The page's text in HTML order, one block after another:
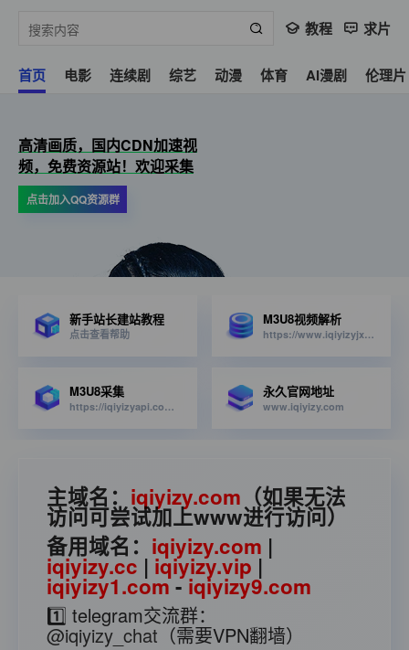
教程 求片
首页 电影 连续剧 综艺 动漫 体育 AI漫剧 伦理片
高清画质，国内CDN加速视
频，免费资源站！欢迎采集
点击加入QQ资源群
新手站长建站教程
点击查看帮助
M3U8视频解析
https://www.iqiyizyjx.com/?url=
M3U8采集
https://iqiyizyapi.com/api.php/provide/vod/from/snm3u8/at/xml
永久官网地址
www.iqiyizy.com
主域名： iqiyizy.com （如果无法
访问可尝试加上www进行访问）
备用域名： iqiyizy.com |
iqiyizy.cc | iqiyizy.vip |
iqiyizy1.com-iqiyizy9.com
1️⃣ telegram交流群：
@iqiyizy_chat （需要VPN翻墙）